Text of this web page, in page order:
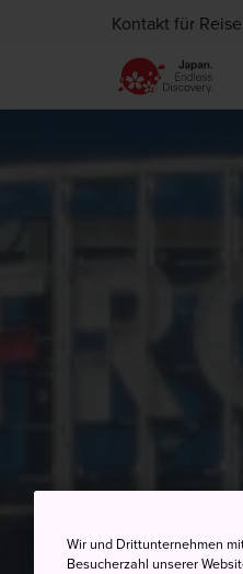
Kontakt für
Wir und Drittunternehmen
Besucherzahl unserer